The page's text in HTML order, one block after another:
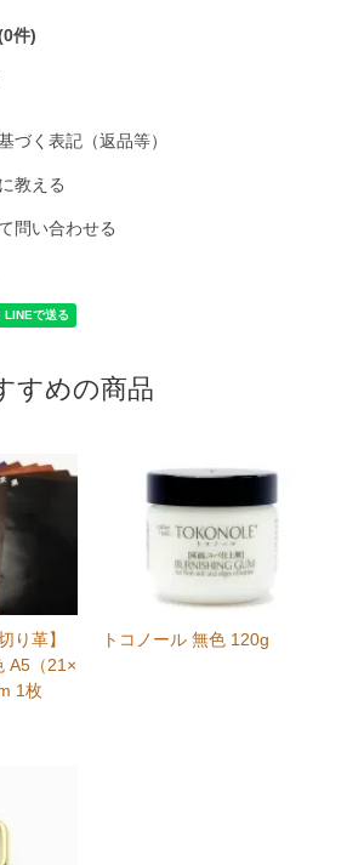
件)
づく表記（返品等）
教える
問い合わせる
すめの商品
り革】
A5（21×
1枚
トコノール 無色 120g